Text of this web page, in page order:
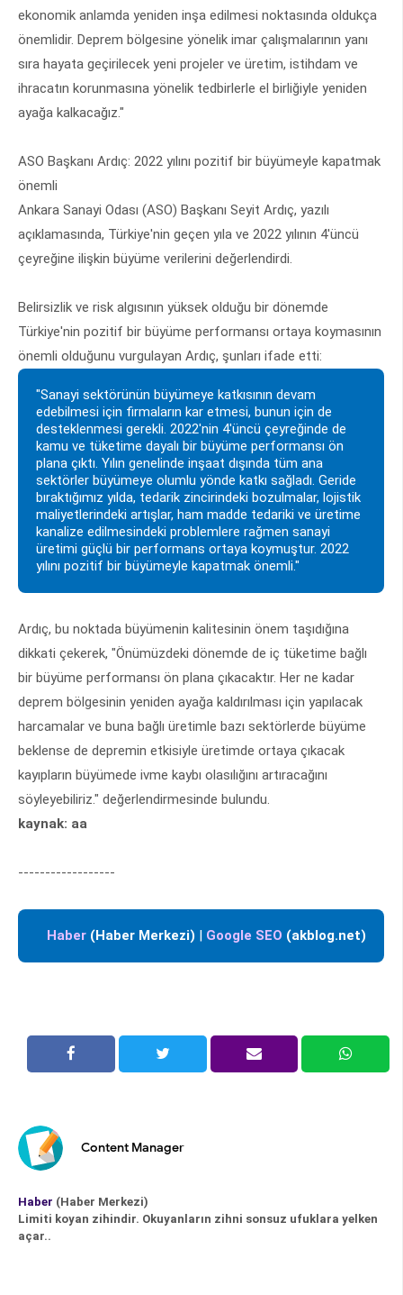
ekonomik anlamda yeniden inşa edilmesi noktasında oldukça
önemlidir. Deprem bölgesine yönelik imar çalışmalarının yanı
sıra hayata geçirilecek yeni projeler ve üretim, istihdam ve
ihracatın korunmasına yönelik tedbirlerle el birliğiyle yeniden
ayağa kalkacağız."
ASO Başkanı Ardıç: 2022 yılını pozitif bir büyümeyle kapatmak
önemli
Ankara Sanayi Odası (ASO) Başkanı Seyit Ardıç, yazılı
açıklamasında, Türkiye'nin geçen yıla ve 2022 yılının 4'üncü
çeyreğine ilişkin büyüme verilerini değerlendirdi.
Belirsizlik ve risk algısının yüksek olduğu bir dönemde
Türkiye'nin pozitif bir büyüme performansı ortaya koymasının
önemli olduğunu vurgulayan Ardıç, şunları ifade etti:
"Sanayi sektörünün büyümeye katkısının devam
edebilmesi için firmaların kar etmesi, bunun için de
desteklenmesi gerekli. 2022'nin 4'üncü çeyreğinde de
kamu ve tüketime dayalı bir büyüme performansı ön
plana çıktı. Yılın genelinde inşaat dışında tüm ana
sektörler büyümeye olumlu yönde katkı sağladı. Geride
bıraktığımız yılda, tedarik zincirindeki bozulmalar, lojistik
maliyetlerindeki artışlar, ham madde tedariki ve üretime
kanalize edilmesindeki problemlere rağmen sanayi
üretimi güçlü bir performans ortaya koymuştur. 2022
yılını pozitif bir büyümeyle kapatmak önemli."
Ardıç, bu noktada büyümenin kalitesinin önem taşıdığına
dikkati çekerek, "Önümüzdeki dönemde de iç tüketime bağlı
bir büyüme performansı ön plana çıkacaktır. Her ne kadar
deprem bölgesinin yeniden ayağa kaldırılması için yapılacak
harcamalar ve buna bağlı üretimle bazı sektörlerde büyüme
beklense de depremin etkisiyle üretimde ortaya çıkacak
kayıpların büyümede ivme kaybı olasılığını artıracağını
söyleyebiliriz." değerlendirmesinde bulundu.
kaynak: aa
------------------
Haber (Haber Merkezi) | Google SEO (akblog.net)
Content Manager
Haber (Haber Merkezi)
Limiti koyan zihindir. Okuyanların zihni sonsuz ufuklara yelken
açar..